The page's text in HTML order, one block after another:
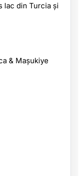
lac din Turcia și
& Maşukiye